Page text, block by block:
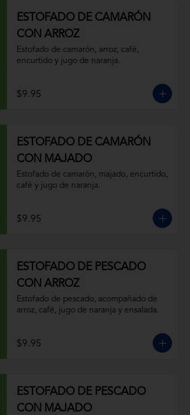
ESTOFADO DE CAMARÓN
CON ARROZ
Estofado de camarón, arroz, café,
encurtido y jugo de naranja.
$9.95
ESTOFADO DE CAMARÓN
CON MAJADO
Estofado de camarón, majado, encurtido,
café y jugo de naranja.
$9.95
ESTOFADO DE PESCADO
CON ARROZ
Estofado de pescado, acompañado de
arroz, café, jugo de naranja y ensalada.
$9.95
ESTOFADO DE PESCADO
CON MAJADO